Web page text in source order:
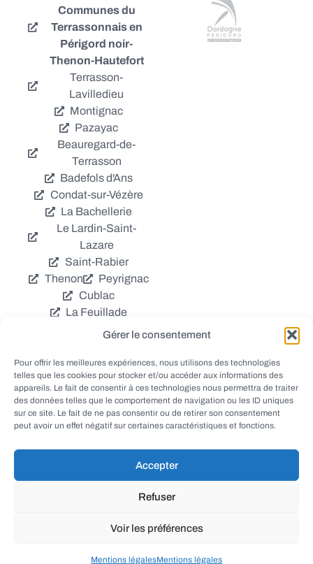
Gérer le consentement
Pour offrir les meilleures expériences, nous utilisons des technologies
telles que les cookies pour stocker et/ou accéder aux informations des
appareils. Le fait de consentir à ces technologies nous permettra de traiter
des données telles que le comportement de navigation ou les ID uniques
sur ce site. Le fait de ne pas consentir ou de retirer son consentement
peut avoir un effet négatif sur certaines caractéristiques et fonctions.
Accepter
Refuser
Voir les préférences
Mentions légalesMentions légales
Communes du
Terrassonnais en
Périgord noir-
Thenon-Hautefort
Terrasson-
Lavilledieu
Montignac
Pazayac
Beauregard-de-
Terrasson
Badefols d'Ans
Condat-sur-Vézère
La Bachellerie
Le Lardin-Saint-
Lazare
Saint-Rabier
Thenon
Peyrignac
Cublac
La Feuillade
Chavagnac
Coly
Grèzes
Aubas
Villac
Azerat
Ladornac
Tourtoirac